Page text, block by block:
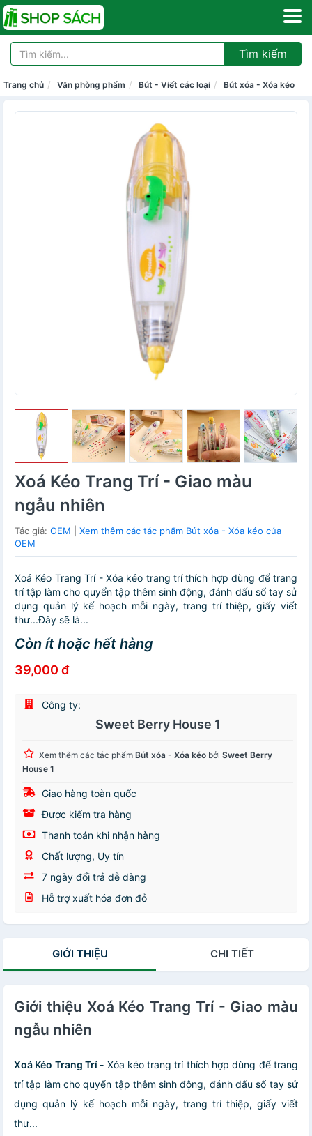
Tìm kiếm
Trang chủ Văn phòng phẩm Bút - Viết các loại Bút xóa - Xóa kéo
Xoá Kéo Trang Trí - Giao màu
ngẫu nhiên
Tác giả: OEM
Xem thêm các tác phẩm Bút xóa - Xóa kéo của
OEM
Xoá Kéo Trang Trí - Xóa kéo trang trí thích hợp dùng để trang
trí tập làm cho quyển tập thêm sinh động, đánh dấu sổ tay sử
dụng quản lý kế hoạch mỗi ngày, trang trí thiệp, giấy viết
thư...Đây sẽ là...
Còn ít hoặc hết hàng
39,000 đ
Công ty:
Sweet Berry House 1
Xem thêm các tác phẩm Bút xóa - Xóa kéo bởi Sweet Berry
House 1
Giao hàng toàn quốc
Được kiểm tra hàng
Thanh toán khi nhận hàng
Chất lượng, Uy tín
7 ngày đổi trả dễ dàng
Hỗ trợ xuất hóa đơn đỏ
GIỚI THIỆU CHI TIẾT
Giới thiệu Xoá Kéo Trang Trí - Giao màu
ngẫu nhiên
Xoá Kéo Trang Trí - Xóa kéo trang trí thích hợp dùng để trang
trí tập làm cho quyển tập thêm sinh động, đánh dấu sổ tay sử
dụng quản lý kế hoạch mỗi ngày, trang trí thiệp, giấy viết
thư...